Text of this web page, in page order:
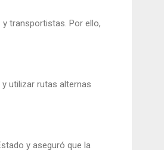
transportistas. Por ello,
utilizar rutas alternas
y aseguró que la